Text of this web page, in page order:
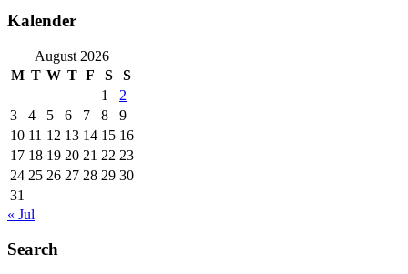
Kalender
August 2026
M T W T F S
S
1
2
3
4 5 6 7 8
9
10 11 12 13 14 15 16
17 18 19 20 21 22 23
24 25 26 27 28 29 30
31
« Jul
Search